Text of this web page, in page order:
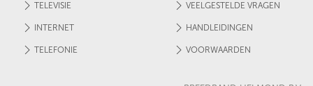
TELEVISIE
INTERNET
TELEFONIE
VEELGESTELDE VRAGEN
HANDLEIDINGEN
VOORWAARDEN